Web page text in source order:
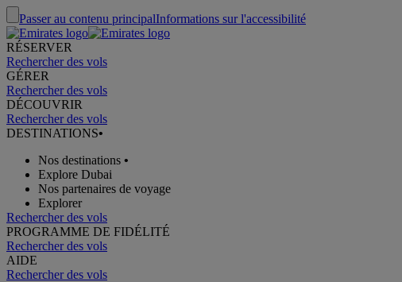
Passer au contenu principalInformations sur l'accessibilité
RÉSERVER
Rechercher des vols
GÉRER
Rechercher des vols
DÉCOUVRIR
Rechercher des vols
DESTINATIONS•
Nos destinations •
Explore Dubai
Nos partenaires de voyage
Explorer
Rechercher des vols
PROGRAMME DE FIDÉLITÉ
Rechercher des vols
AIDE
Rechercher des vols